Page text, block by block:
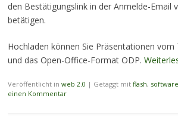
den Bestätigungslink in der Anmelde-Email
betätigen.
Hochladen können Sie Präsentationen vom
und das Open-Office-Format ODP.
Veröffentlicht in web 2.0 | Getaggt mit flash, software
einen Kommentar